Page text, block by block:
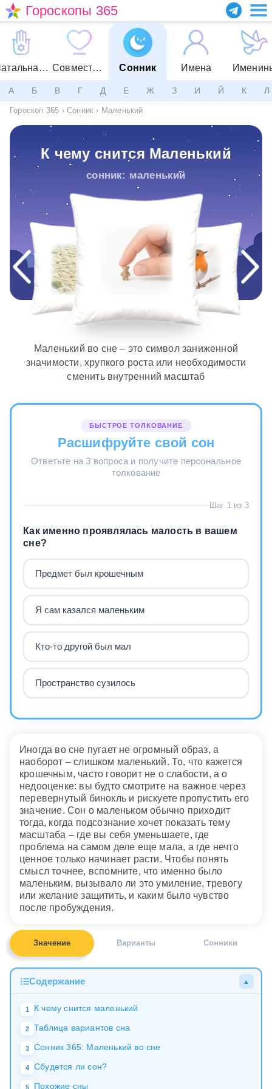
Гороскопы 365
Натальная карта Совместимость Сонник Имена
А Б В Г Д Е Ж З И Й К Л
Гороскоп 365 › Сонник › Маленький
К чему снится Маленький
сонник: маленький
Маленький во сне – это символ заниженной
значимости, хрупкого роста или необходимости
сменить внутренний масштаб
БЫСТРОЕ ТОЛКОВАНИЕ
Расшифруйте свой сон
Ответьте на 3 вопроса и получите персональное
толкование
Шаг 1 из 3
Как именно проявлялась малость в вашем
сне?
Предмет был крошечным
Я сам казался маленьким
Кто-то другой был мал
Пространство сузилось
Иногда во сне пугает не огромный образ, а
наоборот – слишком маленький. То, что кажется
крошечным, часто говорит не о слабости, а о
недооценке: вы будто смотрите на важное через
перевернутый бинокль и рискуете пропустить его
значение. Сон о маленьком обычно приходит
тогда, когда подсознание хочет показать тему
масштаба – где вы себя уменьшаете, где
проблема на самом деле еще мала, а где нечто
ценное только начинает расти. Чтобы понять
смысл точнее, вспомните, что именно было
маленьким, вызывало ли это умиление, тревогу
или желание защитить, и каким было чувство
после пробуждения.
Значение Варианты Сонники
Содержание ▲
1 К чему снится маленький
2 Таблица вариантов сна
3 Сонник 365: Маленький во сне
4 Сбудется ли сон?
5 Похожие сны